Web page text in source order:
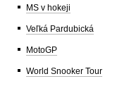
MS v hokeji
Veľká Pardubická
MotoGP
World Snooker Tour